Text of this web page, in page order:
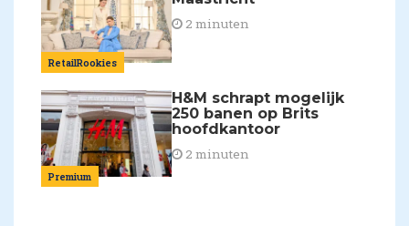
RetailRookies
2 minuten
Premium
H&M schrapt mogelijk
250 banen op Brits
hoofdkantoor
2 minuten